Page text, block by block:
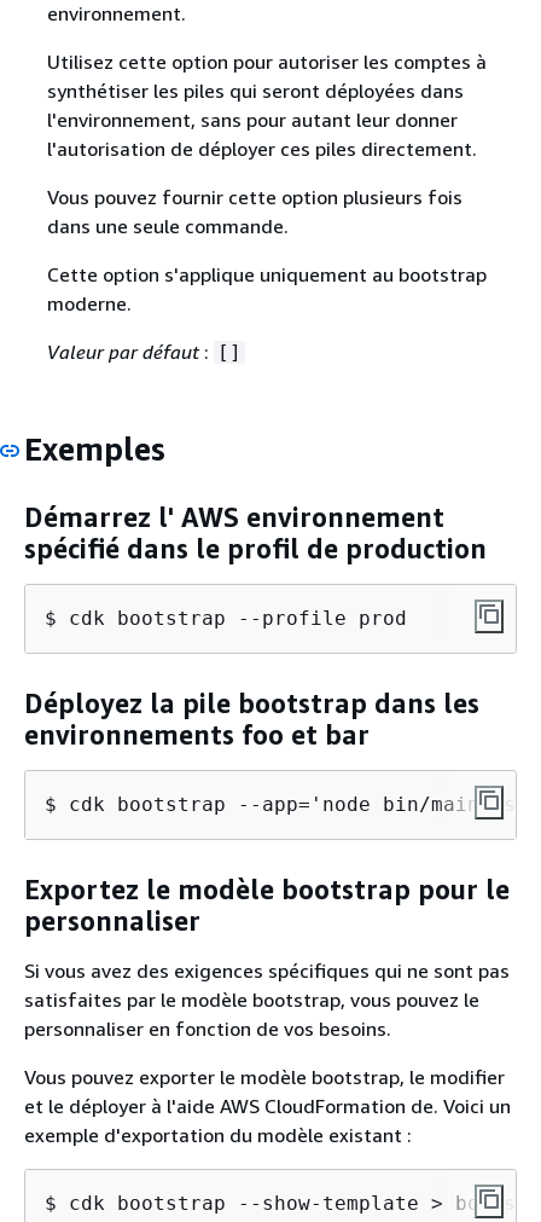
environnement.
Utilisez cette option pour autoriser les comptes à
synthétiser les piles qui seront déployées dans
l'environnement, sans pour autant leur donner
l'autorisation de déployer ces piles directement.
Vous pouvez fournir cette option plusieurs fois
dans une seule commande.
Cette option s'applique uniquement au bootstrap
moderne.
Valeur par défaut: []
Exemples
Démarrez l' AWS environnement
spécifié dans le profil de production
$ cdk bootstrap --profile prod
Déployez la pile bootstrap dans les
environnements foo et bar
$ cdk bootstrap --app='node bin/main.js'
Exportez le modèle bootstrap pour le
personnaliser
Si vous avez des exigences spécifiques qui ne sont pas
satisfaites par le modèle bootstrap, vous pouvez le
personnaliser en fonction de vos besoins.
Vous pouvez exporter le modèle bootstrap, le modifier
et le déployer à l'aide AWS CloudFormation de. Voici un
exemple d'exportation du modèle existant :
$ cdk bootstrap --show-template >